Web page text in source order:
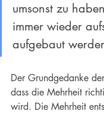
umsonst zu
immer wieder
aufgebaut
Der Grundgedanke
dass die Mehrheit
wird. Die Mehrheit